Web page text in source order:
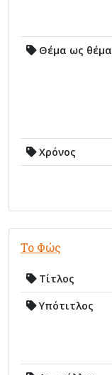
Θέμα ως θέμα
Χρόνος
Το Φώς
Τίτλος
Υπότιτλος